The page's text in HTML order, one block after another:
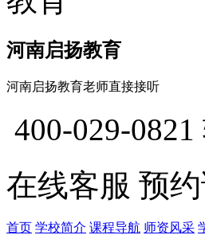
河南启扬教育
河南启扬教育老师直接接听
400-029-0821
在线客服 预
首页 学校简介 课程导航 师资风采